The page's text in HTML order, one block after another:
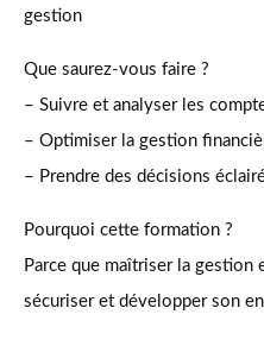
gestion
Que saurez-vous faire ?
– Suivre et analyser les
– Optimiser la gestion
– Prendre des décisions
Pourquoi cette formation ?
Parce que maîtriser la gestion
sécuriser et développer son